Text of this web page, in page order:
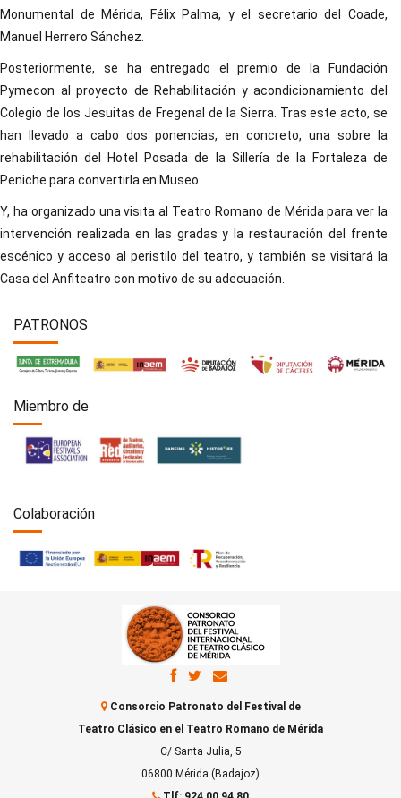
Monumental de Mérida, Félix Palma, y el secretario del Coade,
Manuel Herrero Sánchez.
Posteriormente, se ha entregado el premio de la Fundación
Pymecon al proyecto de Rehabilitación y acondicionamiento del
Colegio de los Jesuitas de Fregenal de la Sierra. Tras este acto, se
han llevado a cabo dos ponencias, en concreto, una sobre la
rehabilitación del Hotel Posada de la Sillería de la Fortaleza de
Peniche para convertirla en Museo.
Y, ha organizado una visita al Teatro Romano de Mérida para ver la
intervención realizada en las gradas y la restauración del frente
escénico y acceso al peristilo del teatro, y también se visitará la
Casa del Anfiteatro con motivo de su adecuación.
PATRONOS
Miembro de
Colaboración
Consorcio Patronato del Festival de
Teatro Clásico en el Teatro Romano de Mérida
C/ Santa Julia, 5
06800 Mérida (Badajoz)